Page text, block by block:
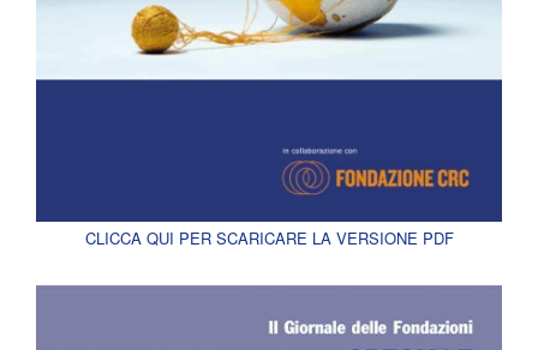
CLICCA QUI PER SCARICARE LA VERSIONE PDF